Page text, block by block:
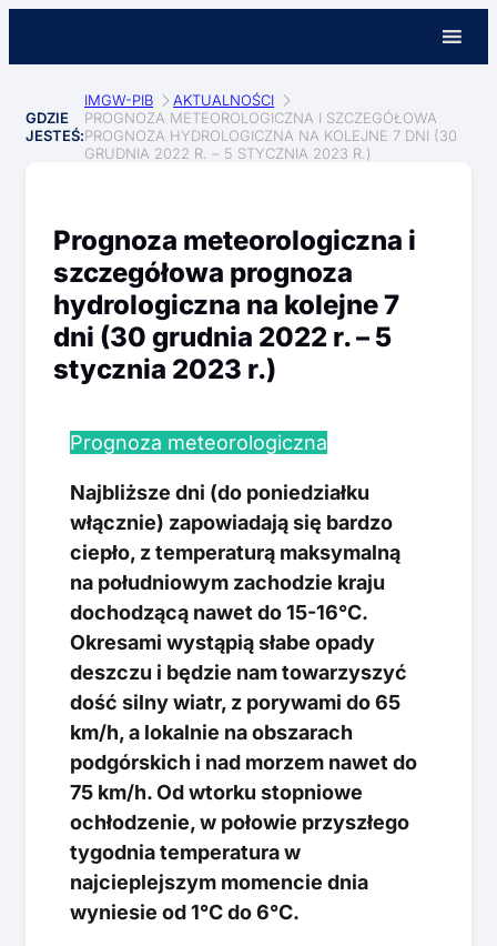
GDZIE
JESTEŚ:
IMGW-PIB
AKTUALNOŚCI
PROGNOZA METEOROLOGICZNA I SZCZEGÓŁOWA
PROGNOZA HYDROLOGICZNA NA KOLEJNE 7 DNI (30
GRUDNIA 2022 R. – 5 STYCZNIA 2023 R.)
Prognoza meteorologiczna i
szczegółowa prognoza
hydrologiczna na kolejne 7
dni (30 grudnia 2022 r. – 5
stycznia 2023 r.)
Prognoza meteorologiczna
Najbliższe dni (do poniedziałku
włącznie) zapowiadają się bardzo
ciepło, z temperaturą maksymalną
na południowym zachodzie kraju
dochodzącą nawet do 15-16°C.
Okresami wystąpią słabe opady
deszczu i będzie nam towarzyszyć
dość silny wiatr, z porywami do 65
km/h, a lokalnie na obszarach
podgórskich i nad morzem nawet do
75 km/h. Od wtorku stopniowe
ochłodzenie, w połowie przyszłego
tygodnia temperatura w
najcieplejszym momencie dnia
wyniesie od 1°C do 6°C.